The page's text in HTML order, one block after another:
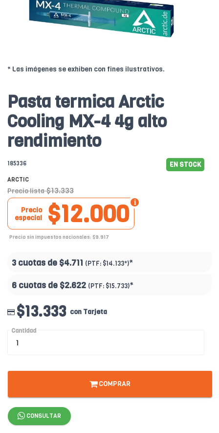
* Las imágenes se exhiben con fines ilustrativos.
Pasta termica Arctic
Cooling MX-4 4g alto
rendimiento
185336 EN STOCK
ARCTIC
Precio lista $13.333
$12.000
Precio
especial
Precio sin impuestos nacionales: $9.917
3 cuotas de $4.711 (PTF: $14.133*)*
6 cuotas de $2.622 (PTF: $15.733)*
$13.333 con Tarjeta
Cantidad
COMPRAR
CONSULTAR